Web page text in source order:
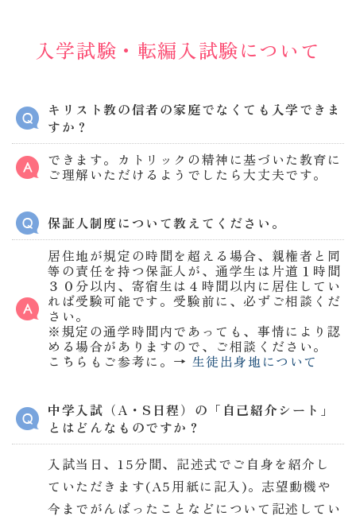
入学試験・転編入試験について
キリスト教の信者の家庭でなくても入学できま
すか？
できます。カトリックの精神に基づいた教育に
ご理解いただけるようでしたら大丈夫です。
保証人制度について教えてください。
居住地が規定の時間を超える場合、親権者と同
等の責任を持つ保証人が、通学生は片道１時間
３０分以内、寄宿生は４時間以内に居住してい
れば受験可能です。受験前に、必ずご相談くだ
さい。
※規定の通学時間内であっても、事情により認
める場合がありますので、ご相談ください。
こちらもご参考に。→ 生徒出身地について
中学入試（A・S日程）の「自己紹介シート」
とはどんなものですか？
入試当日、15分間、記述式でご自身を紹介し
ていただきます(A5用紙に記入)。志望動機や
今までがんばったことなどについて記述してい